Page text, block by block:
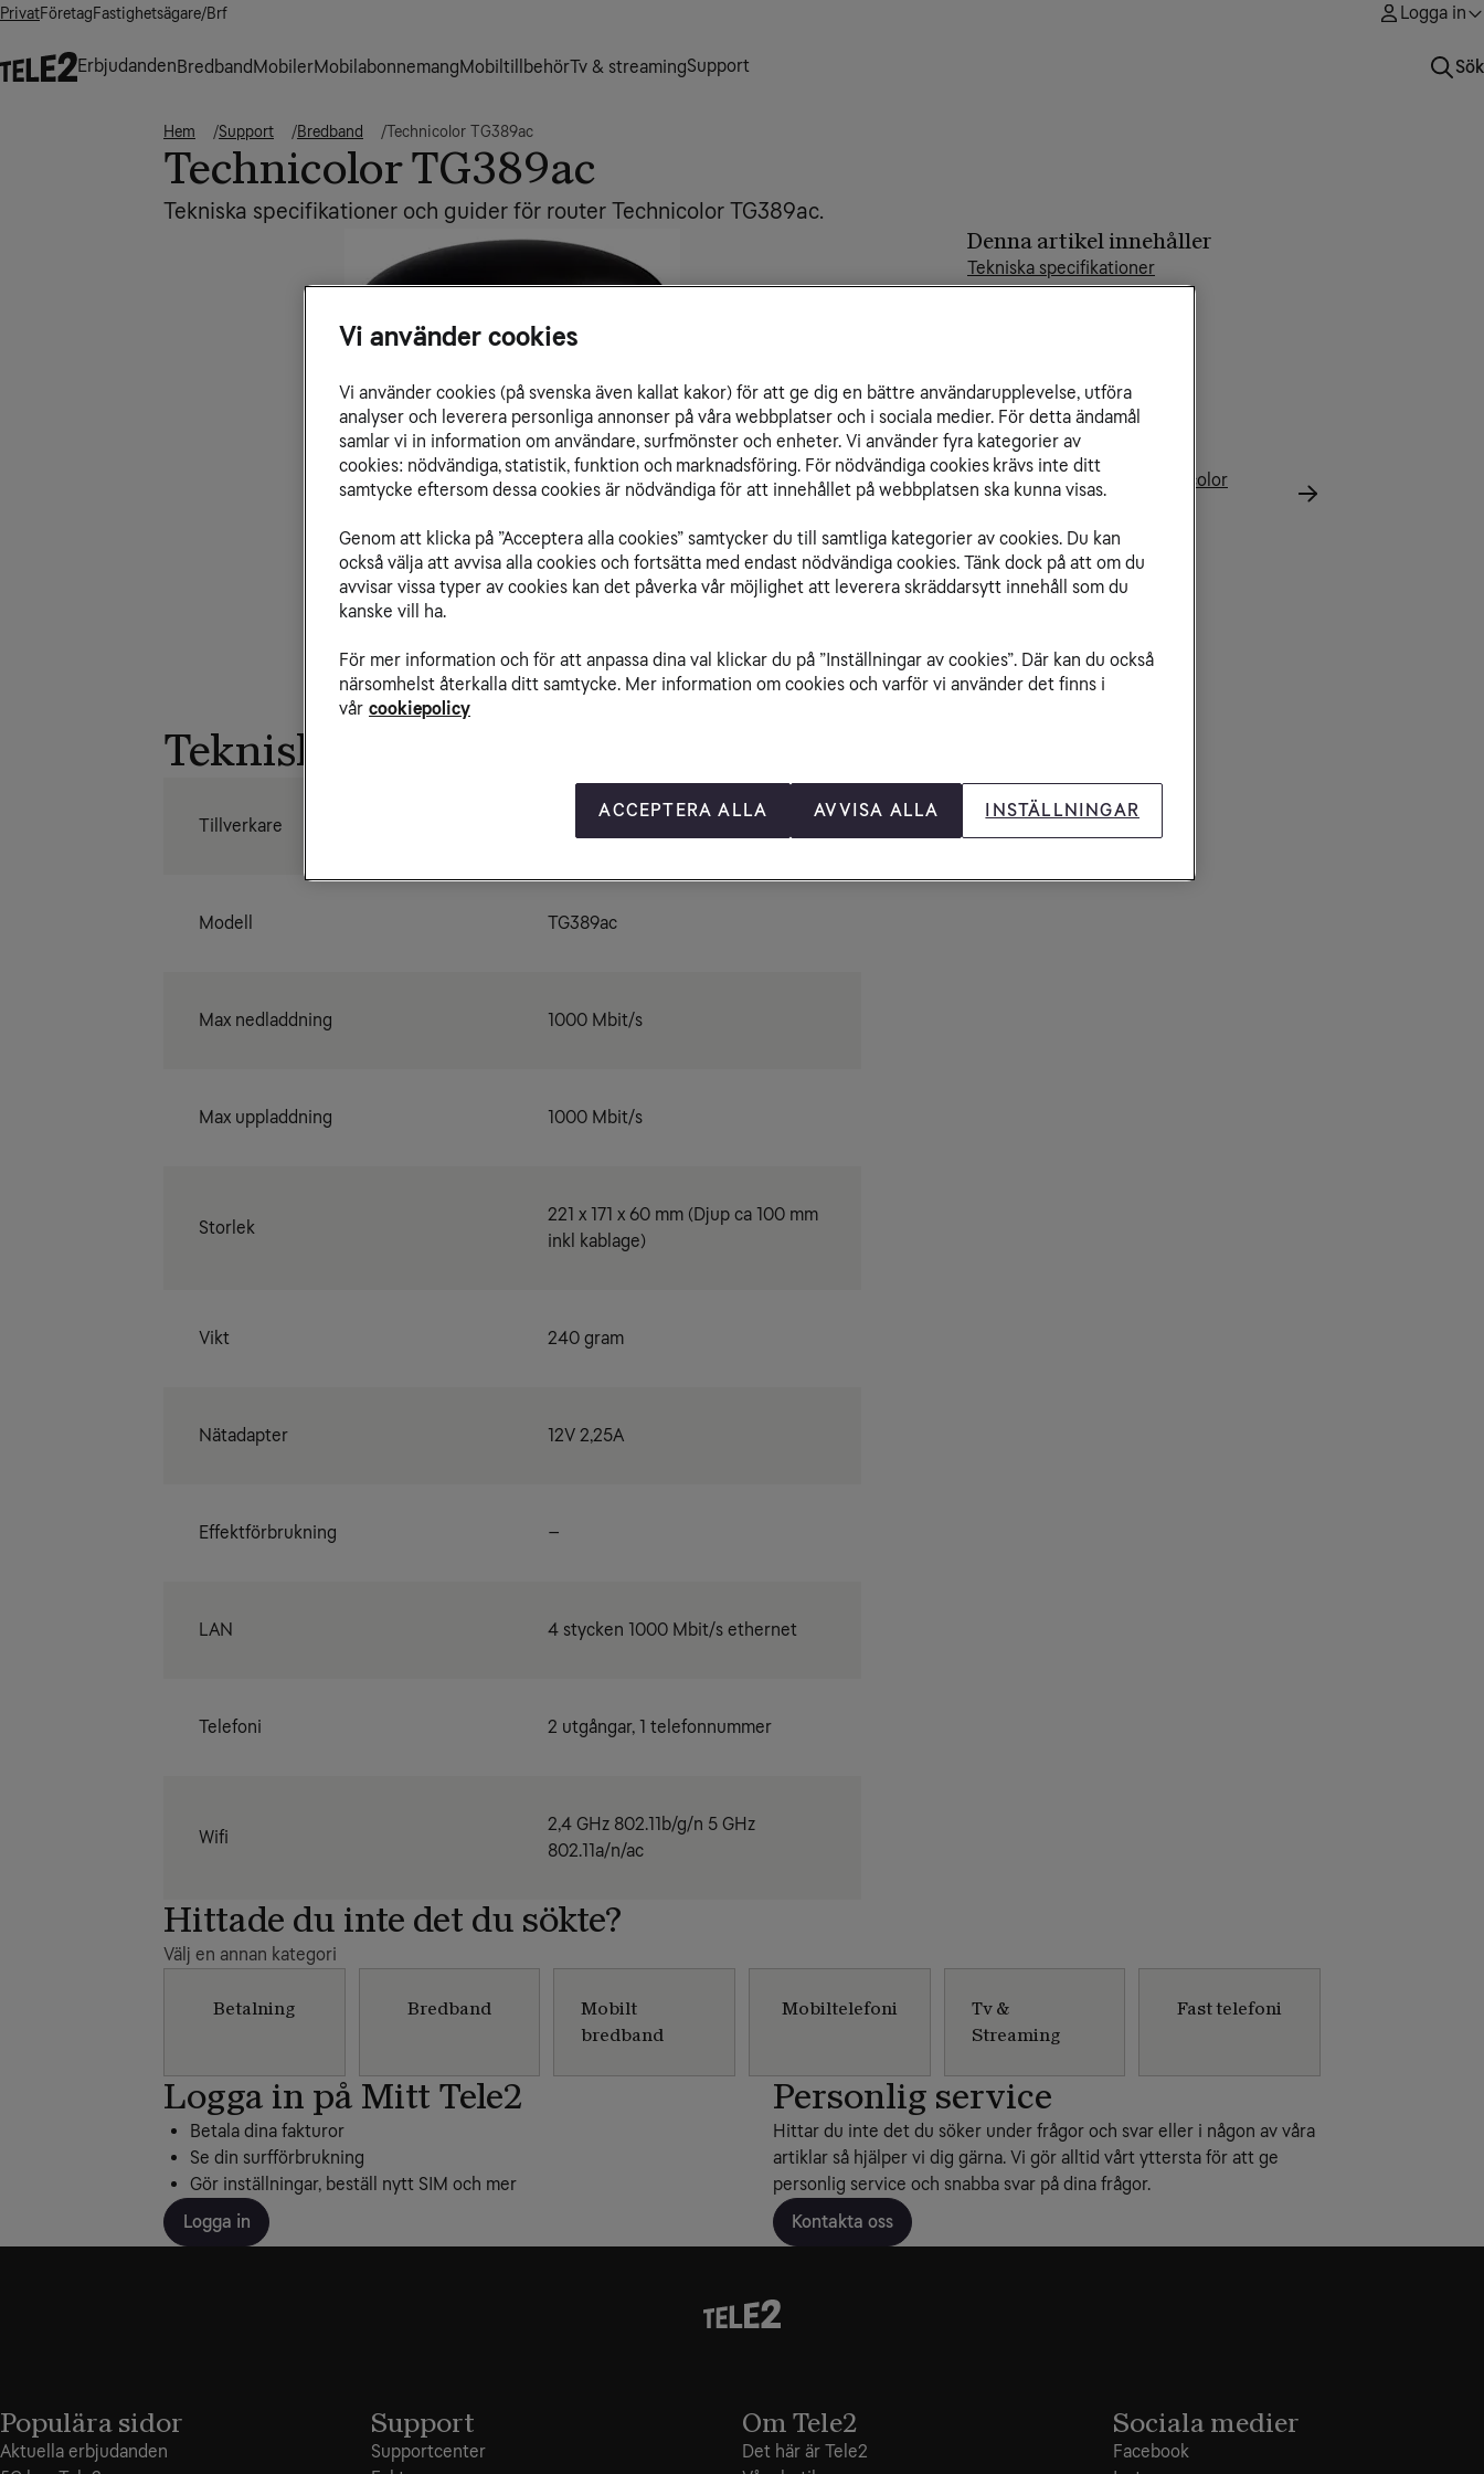
PrivatFöretagFastighetsägare/Brf Logga in
ErbjudandenBredbandMobilerMobilabonnemangMobiltillbehörTv & streamingSupport Sök
Hem Support Bredband Technicolor TG389ac
Technicolor TG389ac
Tekniska specifikationer och guider för router Technicolor TG389ac.
Tekniska specifikationer
Tillverkare
Modell TG389ac
Max nedladdning 1000 Mbit/s
Max uppladdning 1000 Mbit/s
Storlek
221 x 171 x 60 mm (Djup ca 100 mm
inkl kablage)
Vikt 240 gram
Nätadapter 12V 2,25A
Effektförbrukning –
LAN 4 stycken 1000 Mbit/s ethernet
Telefoni 2 utgångar, 1 telefonnummer
Wifi
2,4 GHz 802.11b/g/n 5 GHz
802.11a/n/ac
Denna artikel innehåller
Tekniska specifikationer
Relaterade artiklar
Routrar och modem
Manualer och guider
Installationsguide för Technicolor
Hittade du inte det du sökte?
Välj en annan kategori
Betalning Bredband
Mobilt
bredband
Mobiltelefoni
Tv &
Streaming
Fast telefoni
Logga in på Mitt Tele2
Betala dina fakturor
Se din surfförbrukning
Gör inställningar, beställ nytt SIM och mer
Logga in
Personlig service
Hittar du inte det du söker under frågor och svar eller i någon av våra
artiklar så hjälper vi dig gärna. Vi gör alltid vårt yttersta för att ge
personlig service och snabba svar på dina frågor.
Kontakta oss
Populära sidor
Aktuella erbjudanden
Support
Supportcenter
Om Tele2
Det här är Tele2
Sociala medier
Facebook
Vi använder cookies
Vi använder cookies (på svenska även kallat kakor) för att ge dig en bättre användarupplevelse, utföra
analyser och leverera personliga annonser på våra webbplatser och i sociala medier. För detta ändamål
samlar vi in information om användare, surfmönster och enheter. Vi använder fyra kategorier av
cookies: nödvändiga, statistik, funktion och marknadsföring. För nödvändiga cookies krävs inte ditt
samtycke eftersom dessa cookies är nödvändiga för att innehållet på webbplatsen ska kunna visas.
Genom att klicka på ”Acceptera alla cookies” samtycker du till samtliga kategorier av cookies. Du kan
också välja att avvisa alla cookies och fortsätta med endast nödvändiga cookies. Tänk dock på att om du
avvisar vissa typer av cookies kan det påverka vår möjlighet att leverera skräddarsytt innehåll som du
kanske vill ha.
För mer information och för att anpassa dina val klickar du på ”Inställningar av cookies”. Där kan du också
närsomhelst återkalla ditt samtycke. Mer information om cookies och varför vi använder det finns i
vår cookiepolicy
ACCEPTERA ALLA AVVISA ALLA INSTÄLLNINGAR